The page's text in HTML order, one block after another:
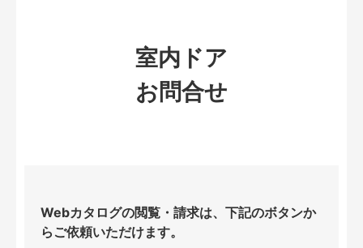
室内ドア
お問合せ
Webカタログの閲覧・請求は、下記のボタンか
らご依頼いただけます。